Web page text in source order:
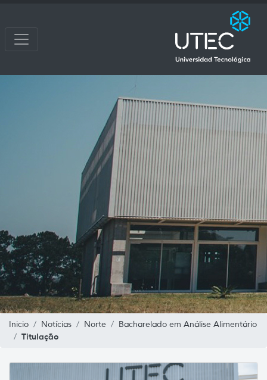
Inicio Notícias Norte Bacharelado em Análise Alimentário
Titulação